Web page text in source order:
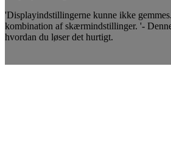
'Displayindstillingerne kunne ikke
kombination af skærmindstillinger. '-
hvordan du løser det hurtigt.